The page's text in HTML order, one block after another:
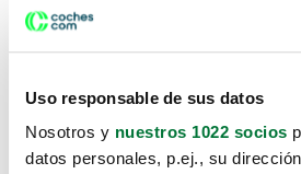
Uso responsable de sus datos
Nosotros y nuestros 1022 socios
datos personales, p.ej., su